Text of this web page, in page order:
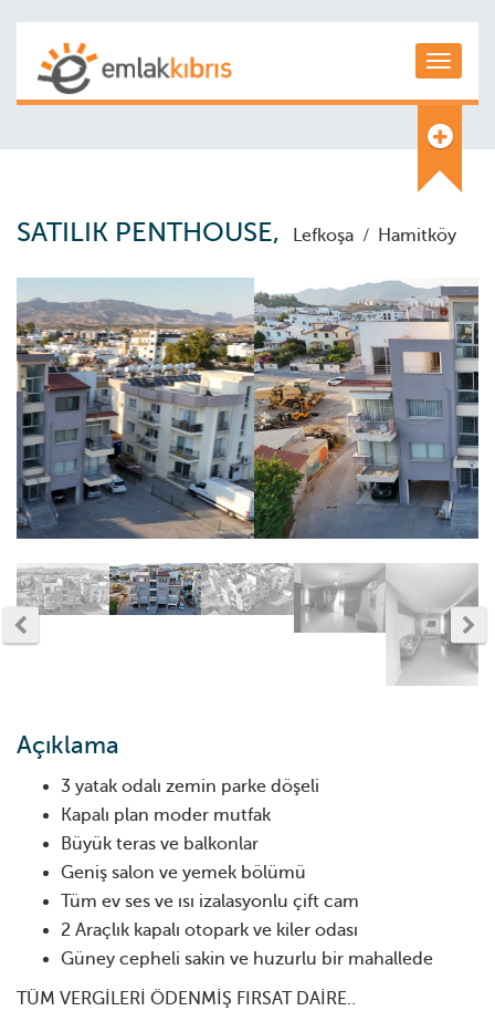
SATILIK PENTHOUSE, Lefkoşa / Hamitköy
Açıklama
3 yatak odalı zemin parke döşeli
Kapalı plan moder mutfak
Büyük teras ve balkonlar
Geniş salon ve yemek bölümü
Tüm ev ses ve ısı izalasyonlu çift cam
2 Araçlık kapalı otopark ve kiler odası
Güney cepheli sakin ve huzurlu bir mahallede
TÜM VERGİLERİ ÖDENMİŞ FIRSAT DAİRE..